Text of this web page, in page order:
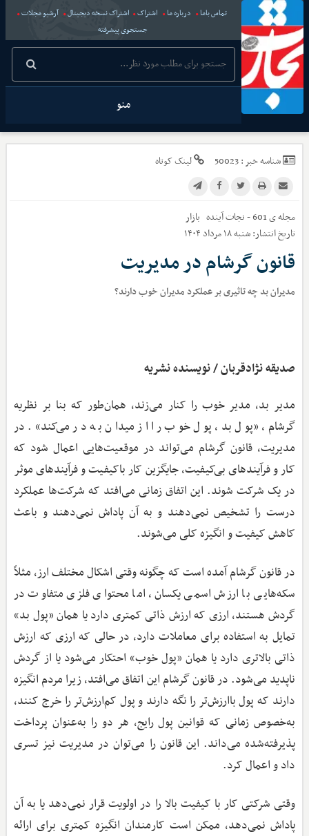
تماس باما درباره ما اشتراک اشتراک نسخه دیجیتال
آرشیو مجلات
جستجوی پیشرفته
منو
شناسه خبر :50023 لینک کوتاه
مجله ی 601 - نجات آینده
بازار
تاریخ انتشار:شنبه ۱۸ مرداد ۱۴۰۴
قانون گرشام در مدیریت
مدیران بد چه تاثیری بر عملکرد مدیران خوب دارند؟
صدیقه نژادقربان / نویسنده نشریه
مدیر بد، مدیر خوب را کنار می‌زند، همان‌طور که بنا بر نظریه
گرشام، «پول بد، پول خوب را از میدان به در می‌کند». در
مدیریت، قانون گرشام می‌تواند در موقعیت‌هایی اعمال شود که
کار و فرآیندهای بی‌کیفیت، جایگزین کار باکیفیت و فرآیندهای موثر
در یک شرکت شوند. این اتفاق زمانی می‌افتد که شرکت‌ها عملکرد
درست را تشخیص نمی‌دهند و به آن پاداش نمی‌دهند و باعث
کاهش کیفیت و انگیزه کلی می‌شوند.
در قانون گرشام آمده است که چگونه وقتی اشکال مختلف ارز، مثلاً
سکه‌هایی با ارزش اسمی یکسان، اما محتوای فلزی متفاوت در
گردش هستند، ارزی که ارزش ذاتی کمتری دارد یا همان «پول بد»
تمایل به استفاده برای معاملات دارد، در حالی که ارزی که ارزش
ذاتی بالاتری دارد یا همان «پول خوب» احتکار می‌شود یا از گردش
ناپدید می‌شود. در قانون گرشام این اتفاق می‌افتد، زیرا مردم انگیزه
دارند که پول باارزش‌تر را نگه دارند و پول کم‌ارزش‌تر را خرج کنند،
به‌خصوص زمانی که قوانین پول رایج، هر دو را به‌عنوان پرداخت
پذیرفته‌شده می‌داند. این قانون را می‌توان در مدیریت نیز تسری
داد و اعمال کرد.
وقتی شرکتی کار با کیفیت بالا را در اولویت قرار نمی‌دهد یا به آن
پاداش نمی‌دهد، ممکن است کارمندان انگیزه کمتری برای ارائه